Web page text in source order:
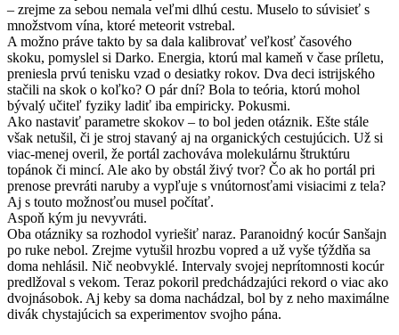
– zrejme za sebou nemala veľmi dlhú cestu. Muselo to súvisieť s
množstvom vína, ktoré meteorit vstrebal.
A možno práve takto by sa dala kalibrovať veľkosť časového
skoku, pomyslel si Darko. Energia, ktorú mal kameň v čase príletu,
preniesla prvú tenisku vzad o desiatky rokov. Dva deci istrijského
stačili na skok o koľko? O pár dní? Bola to teória, ktorú mohol
bývalý učiteľ fyziky ladiť iba empiricky. Pokusmi.
Ako nastaviť parametre skokov – to bol jeden otáznik. Ešte stále
však netušil, či je stroj stavaný aj na organických cestujúcich. Už si
viac-menej overil, že portál zachováva molekulárnu štruktúru
topánok či mincí. Ale ako by obstál živý tvor? Čo ak ho portál pri
prenose prevráti naruby a vypľuje s vnútornosťami visiacimi z tela?
Aj s touto možnosťou musel počítať.
Aspoň kým ju nevyvráti.
Oba otázniky sa rozhodol vyriešiť naraz. Paranoidný kocúr Sanšajn
po ruke nebol. Zrejme vytušil hrozbu vopred a už vyše týždňa sa
doma nehlásil. Nič neobvyklé. Intervaly svojej neprítomnosti kocúr
predlžoval s vekom. Teraz pokoril predchádzajúci rekord o viac ako
dvojnásobok. Aj keby sa doma nachádzal, bol by z neho maximálne
divák chystajúcich sa experimentov svojho pána.